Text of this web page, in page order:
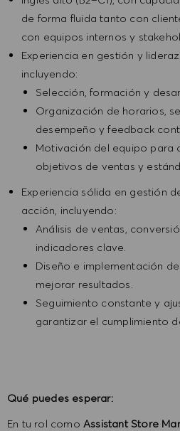
de forma fluida tanto con
con equipos internos y
Experiencia en gestión y
incluyendo:
Selección, formación y
Organización de horarios,
desempeño y feedback
Motivación del equipo para
objetivos de ventas y
Experiencia sólida en gestión
acción, incluyendo:
Análisis de ventas,
indicadores clave.
Diseño e implementación
mejorar resultados.
Seguimiento constante y
garantizar el cumplimiento
Qué puedes esperar:
En tu rol como Assistant Store